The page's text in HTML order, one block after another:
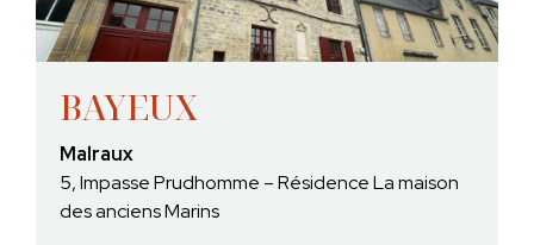
BAYEUX
Malraux
5, Impasse Prudhomme – Résidence La maison
des anciens Marins